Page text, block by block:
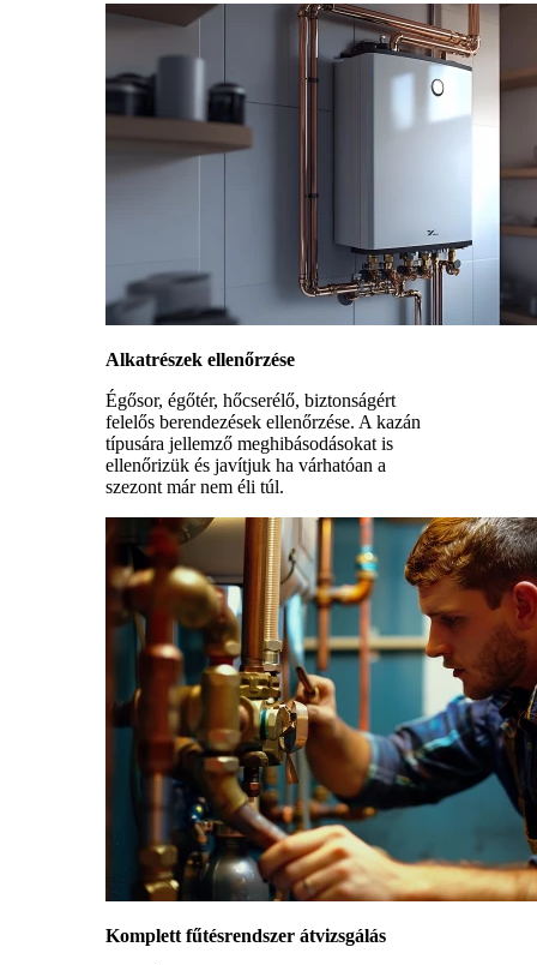
Alkatrészek ellenőrzése
Égősor, égőtér, hőcserélő, biztonságért
felelős berendezések ellenőrzése. A kazán
típusára jellemző meghibásodásokat is
ellenőrizük és javítjuk ha várhatóan a
szezont már nem éli túl.
Komplett fűtésrendszer átvizsgálás